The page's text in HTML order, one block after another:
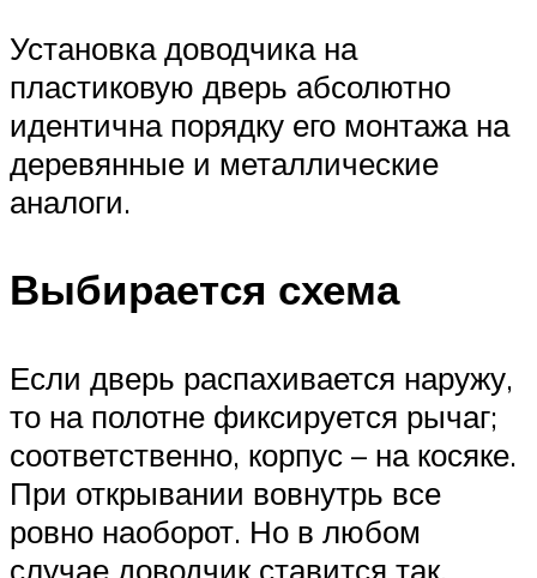
Установка доводчика на
пластиковую дверь абсолютно
идентична порядку его монтажа на
деревянные и металлические
аналоги.
Выбирается схема
Если дверь распахивается наружу,
то на полотне фиксируется рычаг;
соответственно, корпус – на косяке.
При открывании вовнутрь все
ровно наоборот. Но в любом
случае доводчик ставится так,